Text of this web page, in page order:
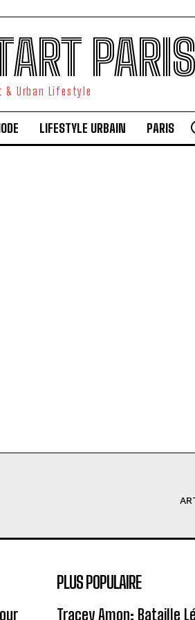
PARIS
& Urban Lifestyle
LIFESTYLE URBAIN PARIS
PLUS POPULAIRE
Tracey Amon: Bataille